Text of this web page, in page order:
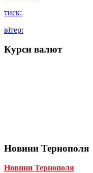
тиск:
вітер:
Курси валют
Новини Тернополя
Новини Тернополя